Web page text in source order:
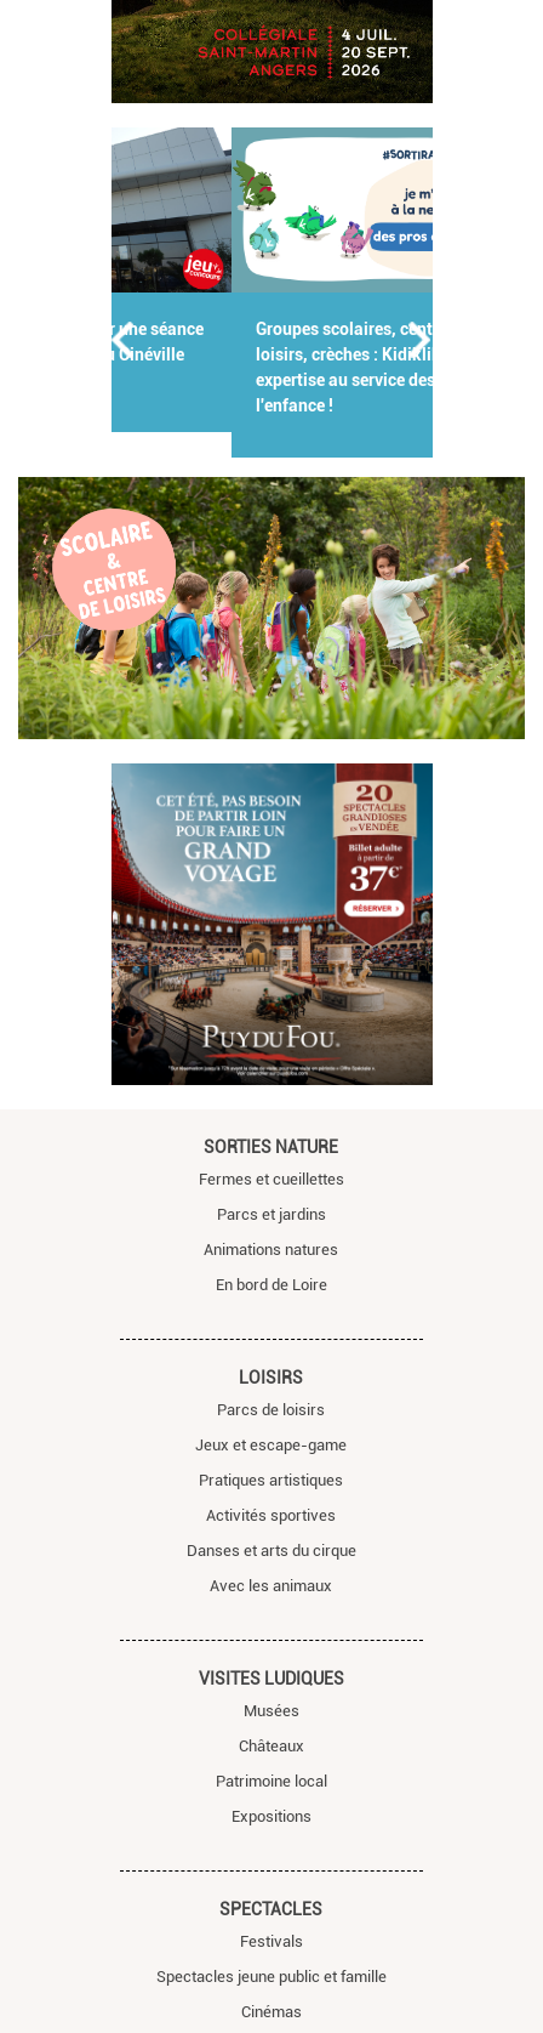
Groupes scolaires, centres de
loisirs, crèches : Kidiklik met son
expertise au service des pros de
SORTIES NATURE
Fermes et cueillettes
Parcs et jardins
Animations natures
En bord de Loire
LOISIRS
Parcs de loisirs
Jeux et escape-game
Pratiques artistiques
Activités sportives
Danses et arts du cirque
Avec les animaux
VISITES LUDIQUES
Musées
Châteaux
Patrimoine local
Expositions
SPECTACLES
Festivals
Spectacles jeune public et famille
Cinémas